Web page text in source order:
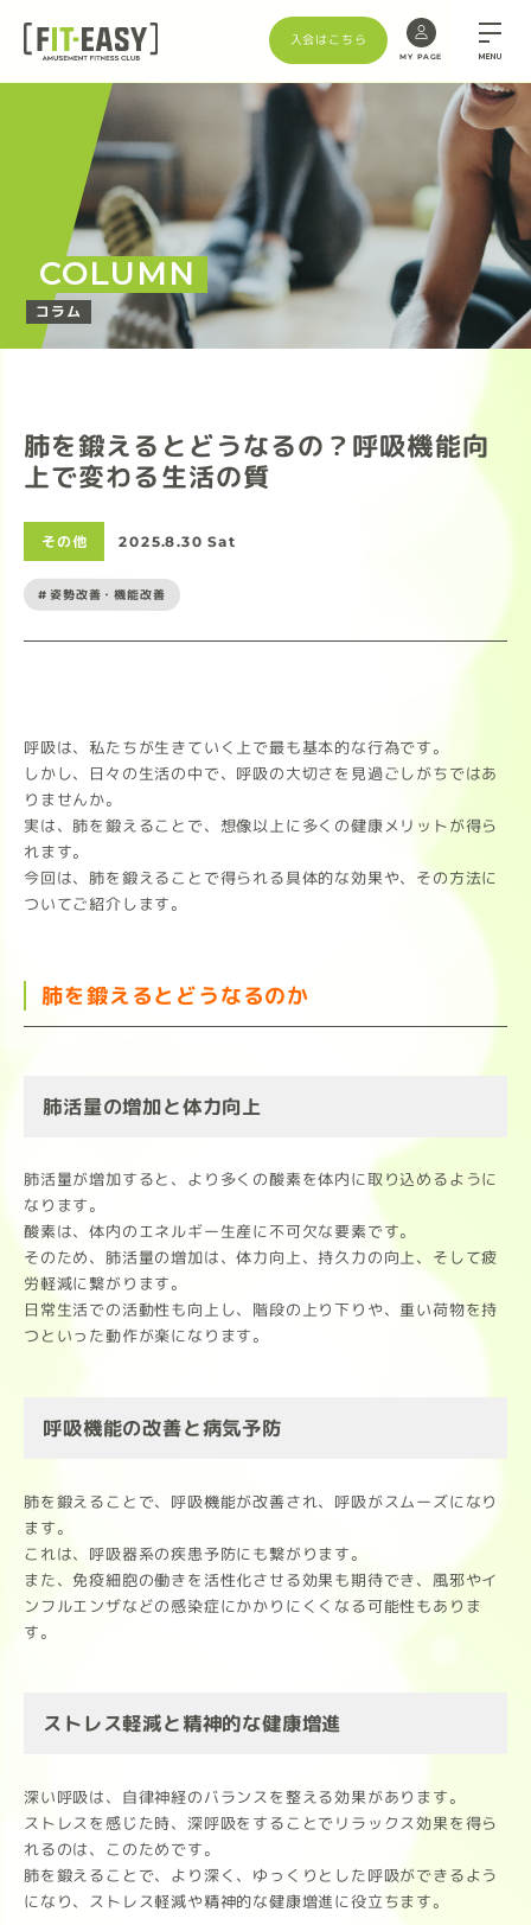
入会はこちら
MY PAGE MENU
COLUMN
コラム
肺を鍛えるとどうなるの？呼吸機能向
上で変わる生活の質
その他 2025.8.30 Sat
#姿勢改善・機能改善
呼吸は、私たちが生きていく上で最も基本的な行為です。
しかし、日々の生活の中で、呼吸の大切さを見過ごしがちではあ
りませんか。
実は、肺を鍛えることで、想像以上に多くの健康メリットが得ら
れます。
今回は、肺を鍛えることで得られる具体的な効果や、その方法に
ついてご紹介します。
肺を鍛えるとどうなるのか
肺活量の増加と体力向上
肺活量が増加すると、より多くの酸素を体内に取り込めるように
なります。
酸素は、体内のエネルギー生産に不可欠な要素です。
そのため、肺活量の増加は、体力向上、持久力の向上、そして疲
労軽減に繋がります。
日常生活での活動性も向上し、階段の上り下りや、重い荷物を持
つといった動作が楽になります。
呼吸機能の改善と病気予防
肺を鍛えることで、呼吸機能が改善され、呼吸がスムーズになり
ます。
これは、呼吸器系の疾患予防にも繋がります。
また、免疫細胞の働きを活性化させる効果も期待でき、風邪やイ
ンフルエンザなどの感染症にかかりにくくなる可能性もありま
す。
ストレス軽減と精神的な健康増進
深い呼吸は、自律神経のバランスを整える効果があります。
ストレスを感じた時、深呼吸をすることでリラックス効果を得ら
れるのは、このためです。
肺を鍛えることで、より深く、ゆっくりとした呼吸ができるよう
になり、ストレス軽減や精神的な健康増進に役立ちます。